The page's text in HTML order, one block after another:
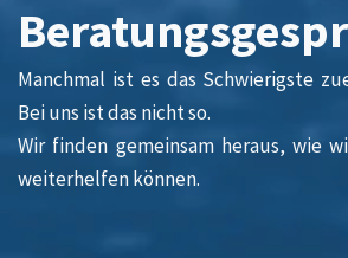
Manchmal ist es das Schwierigste
Bei uns ist das nicht so.
Wir finden gemeinsam heraus, wie
weiterhelfen können.